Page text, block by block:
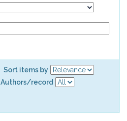
Sort items by
Authors/record